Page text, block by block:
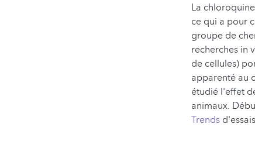
La
ce qui a pour
groupe de
recherches in
de cellules)
apparenté au
étudié l'effet
animaux.
Trends